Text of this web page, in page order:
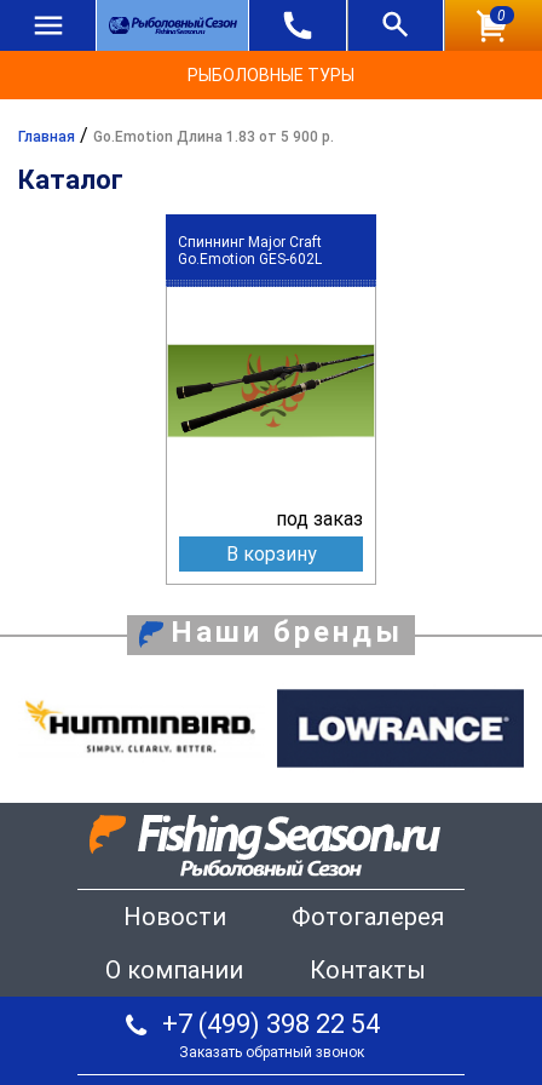
0
РЫБОЛОВНЫЕ ТУРЫ
Главная / Go.Emotion Длина 1.83 от 5 900 р.
Каталог
Спиннинг Major Craft
Go.Emotion GES-602L
под заказ
В корзину
Наши бренды
Новости
Фотогалерея
О компании
Контакты
+7 (499) 398 22 54
Заказать обратный звонок